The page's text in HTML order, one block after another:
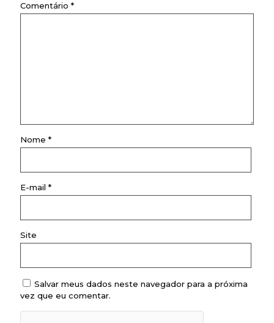
Comentário *
Nome *
E-mail *
Site
Salvar meus dados neste navegador para a próxima
vez que eu comentar.